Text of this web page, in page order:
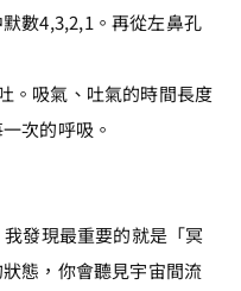
數4,3,2,1。再從左鼻孔
。吸氣、吐氣的時間長度
次的呼吸。
發現最重要的就是「冥
態，你會聽見宇宙間流